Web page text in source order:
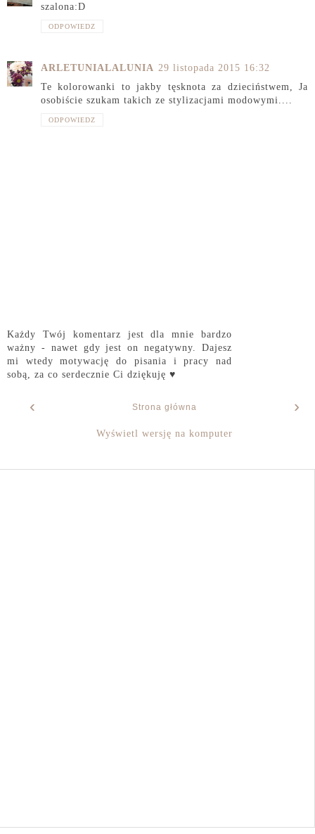
szalona:D
ODPOWIEDZ
ARLETUNIALALUNIA 29 listopada 2015 16:32
Te kolorowanki to jakby tęsknota za dzieciństwem, Ja
osobiście szukam takich ze stylizacjami modowymi....
ODPOWIEDZ
Każdy Twój komentarz jest dla mnie bardzo
ważny - nawet gdy jest on negatywny. Dajesz
mi wtedy motywację do pisania i pracy nad
sobą, za co serdecznie Ci dziękuję ♥
‹ ›
Strona główna
Wyświetl wersję na komputer